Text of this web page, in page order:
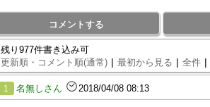
コメントする
残り977件書き込み可
更新順・コメント順(通常) | 最初から見る | 全件 |
1 名無しさん 2018/04/08 08:13